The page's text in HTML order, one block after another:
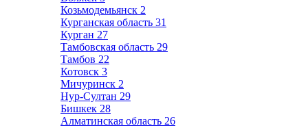
Козьмодемьянск 2
Курганская область 31
Курган 27
Тамбовская область 29
Тамбов 22
Котовск 3
Мичуринск 2
Нур-Султан 29
Бишкек 28
Алматинская область 26